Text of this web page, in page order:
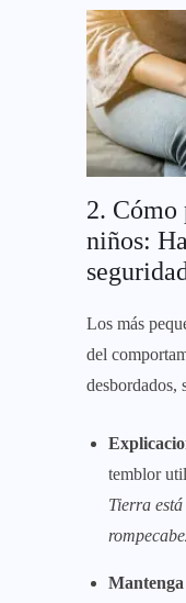
2. Cómo
niños:
Los más
del
desbordados,
temblor
Tierra